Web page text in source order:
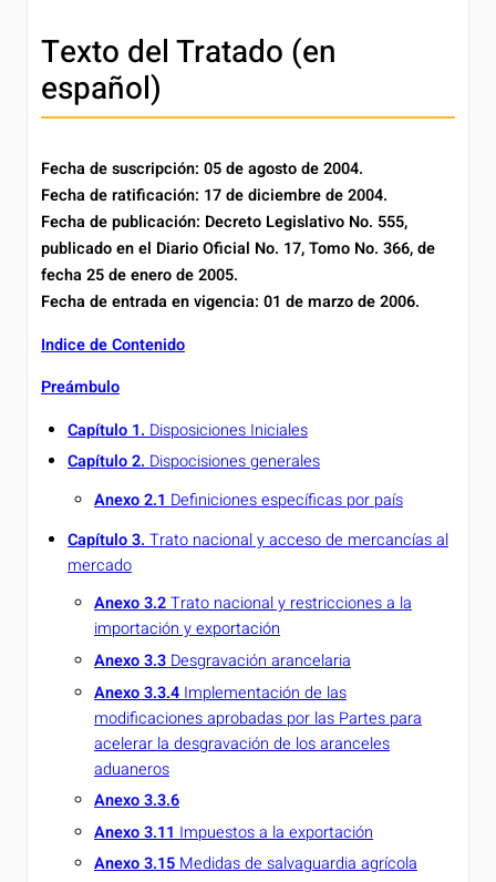
Texto del Tratado (en
español)
Fecha de suscripción: 05 de agosto de 2004.
Fecha de ratificación: 17 de diciembre de 2004.
Fecha de publicación: Decreto Legislativo No. 555,
publicado en el Diario Oficial No. 17, Tomo No. 366, de
fecha 25 de enero de 2005.
Fecha de entrada en vigencia: 01 de marzo de 2006.
Indice de Contenido
Preámbulo
Capítulo 1. Disposiciones Iniciales
Capítulo 2.Dispocisiones generales
Anexo 2.1 Definiciones específicas por país
Capítulo 3. Trato nacional y acceso de mercancías al
mercado
Anexo 3.2Trato nacional y restricciones a la
importación y exportación
Anexo 3.3 Desgravación arancelaria
Anexo 3.3.4 Implementación de las
modificaciones aprobadas por las Partes para
acelerar la desgravación de los aranceles
aduaneros
Anexo 3.3.6
Anexo 3.11 Impuestos a la exportación
Anexo 3.15Medidas de salvaguardia agrícola